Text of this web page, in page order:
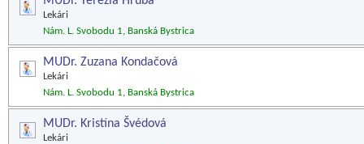
Lekári
Nám. L. Svobodu 1, Banská Bystrica
MUDr. Zuzana Kondačová
Lekári
Nám. L. Svobodu 1, Banská Bystrica
MUDr. Kristína Švédová
Lekári